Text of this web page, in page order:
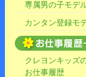
専属男の子モデ
カンタン登録モ
クレヨンキッズ
お仕事履歴